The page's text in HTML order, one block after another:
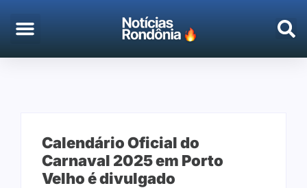
Calendário Oficial do
Carnaval 2025 em Porto
Velho é divulgado